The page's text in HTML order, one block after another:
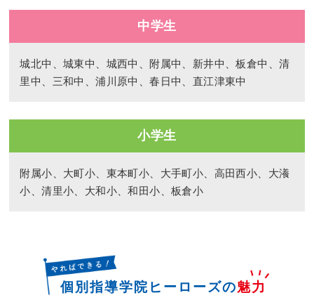
小学生
附属小、大町小、東本町小、大手町小、高田西小、大瀁
小、清里小、大和小、和田小、板倉小
中学生
城北中、城東中、城西中、附属中、新井中、板倉中、清
里中、三和中、浦川原中、春日中、直江津東中
個別指導学院ヒーローズの魅力